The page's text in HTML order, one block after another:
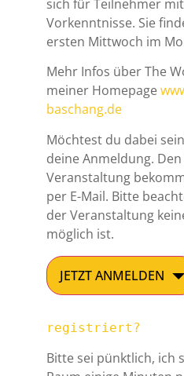
sich für Teilnehmer
Vorkenntnisse. Sie
ersten Mittwoch im
Mehr Infos über The
meiner Homepage
baschang.de
Möchtest du dabei
deine Anmeldung.
Veranstaltung
per E-Mail. Bitte
der Veranstaltung
möglich ist.
JETZT ANMELDEN
registriert?
Bitte sei pünktlich, ich